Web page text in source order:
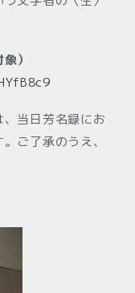
）
当日芳名録にお
ご了承のうえ、